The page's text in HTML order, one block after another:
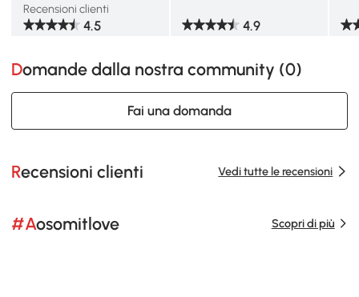
Recensioni clienti
4.5 4.9
Domande dalla nostra community (0)
Fai una domanda
Recensioni clienti Vedi tutte le recensioni
#Aosomitlove Scopri di più